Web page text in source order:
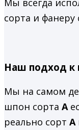
Мы всегда
сорта и фанеру
Наш подход к
Мы на самом
шпон сорта А
реально сорт А